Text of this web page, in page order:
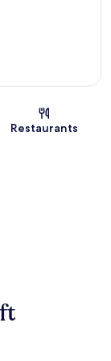
Restaurants